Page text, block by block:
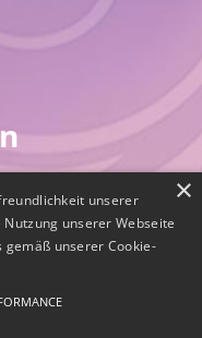
×
unserer
unserer Webseite
gemäß unserer Cookie-